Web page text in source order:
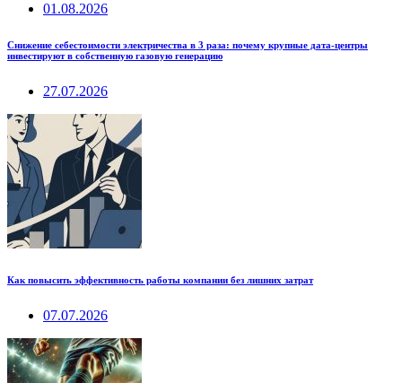
01.08.2026
Снижение себестоимости электричества в 3 раза: почему крупные дата-центры
инвестируют в собственную газовую генерацию
27.07.2026
Как повысить эффективность работы компании без лишних затрат
07.07.2026